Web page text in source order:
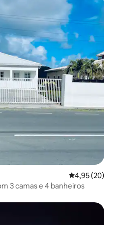
4,95 de uma
4,95 (20)
3 camas e 4 banheiros